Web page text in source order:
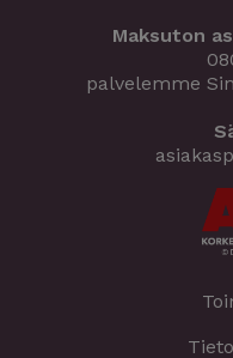
Maksuton
palvelemme